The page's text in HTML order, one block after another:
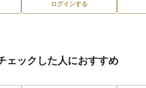
ログインする
ェックした人におすすめ